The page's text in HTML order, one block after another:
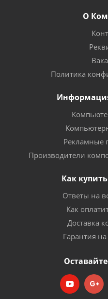
О
Политика
Рекламные
Производители
Как
Ответы на
Как
Доставка
Гарантия